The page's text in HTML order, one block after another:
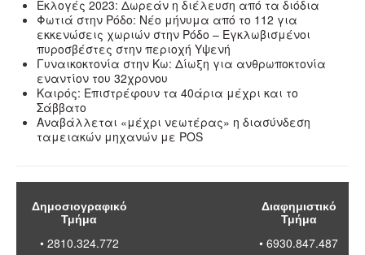
Εκλογές 2023: Δωρεάν η διέλευση από τα διόδια
Φωτιά στην Ρόδο: Νέο μήνυμα από το 112 για
εκκενώσεις χωριών στην Ρόδο – Εγκλωβισμένοι
πυροσβέστες στην περιοχή Υψενή
Γυναικοκτονία στην Κω: Δίωξη για ανθρωποκτονία
εναντίον του 32χρονου
Καιρός: Επιστρέφουν τα 40άρια μέχρι και το
Σάββατο
Αναβάλλεται «μέχρι νεωτέρας» η διασύνδεση
ταμειακών μηχανών με POS
Δημοσιογραφικό
Τμήμα
• 2810.324.772
Διαφημιστικό
Τμήμα
• 6930.847.487